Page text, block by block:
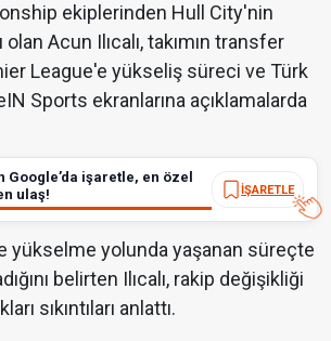
ekiplerinden Hull City'nin
Acun Ilıcalı, takımın transfer
League'e yükseliş süreci ve Türk
Sports ekranlarına açıklamalarda
Google’da işaretle, en özel
ulaş!
İŞARETLE
yükselme yolunda yaşanan süreçte
belirten Ilıcalı, rakip değişikliği
sıkıntıları anlattı.